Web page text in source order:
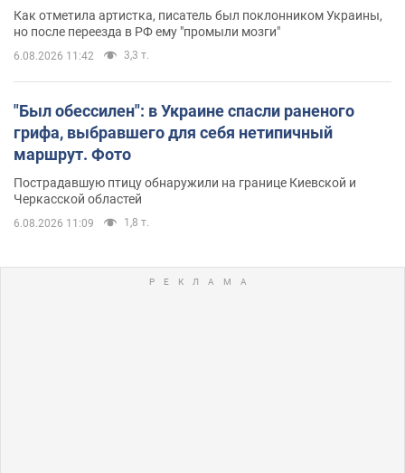
Как отметила артистка, писатель был поклонником Украины,
но после переезда в РФ ему "промыли мозги"
6.08.2026 11:42 3,3 т.
"Был обессилен": в Украине спасли раненого
грифа, выбравшего для себя нетипичный
маршрут. Фото
Пострадавшую птицу обнаружили на границе Киевской и
Черкасской областей
6.08.2026 11:09 1,8 т.